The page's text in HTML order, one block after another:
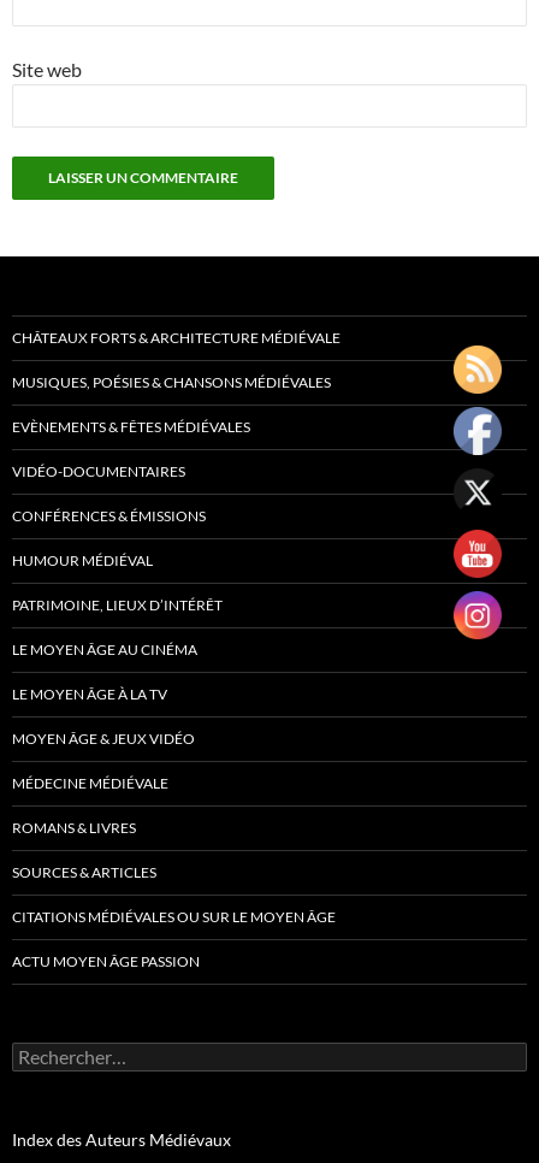
Site web
CHÂTEAUX FORTS & ARCHITECTURE MÉDIÉVALE
MUSIQUES, POÉSIES & CHANSONS MÉDIÉVALES
EVÈNEMENTS & FÊTES MÉDIÉVALES
VIDÉO-DOCUMENTAIRES
CONFÉRENCES & ÉMISSIONS
HUMOUR MÉDIÉVAL
PATRIMOINE, LIEUX D’INTÉRÊT
LE MOYEN ÂGE AU CINÉMA
LE MOYEN ÂGE À LA TV
MOYEN ÂGE & JEUX VIDÉO
MÉDECINE MÉDIÉVALE
ROMANS & LIVRES
SOURCES & ARTICLES
CITATIONS MÉDIÉVALES OU SUR LE MOYEN ÂGE
ACTU MOYEN ÂGE PASSION
Rechercher :
Index des Auteurs Médiévaux